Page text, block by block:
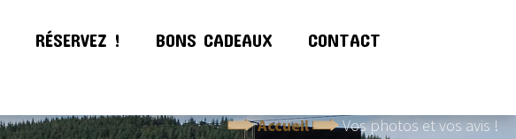
RÉSERVEZ ! BONS CADEAUX CONTACT
Accueil Vos photos et vos avis !